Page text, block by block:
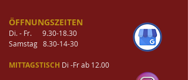
ÖFFNUNGSZEITEN
Di. - Fr. 9.30-18.30
Samstag 8.30-14-30
MITTAGSTISCH Di -Fr ab 12.00